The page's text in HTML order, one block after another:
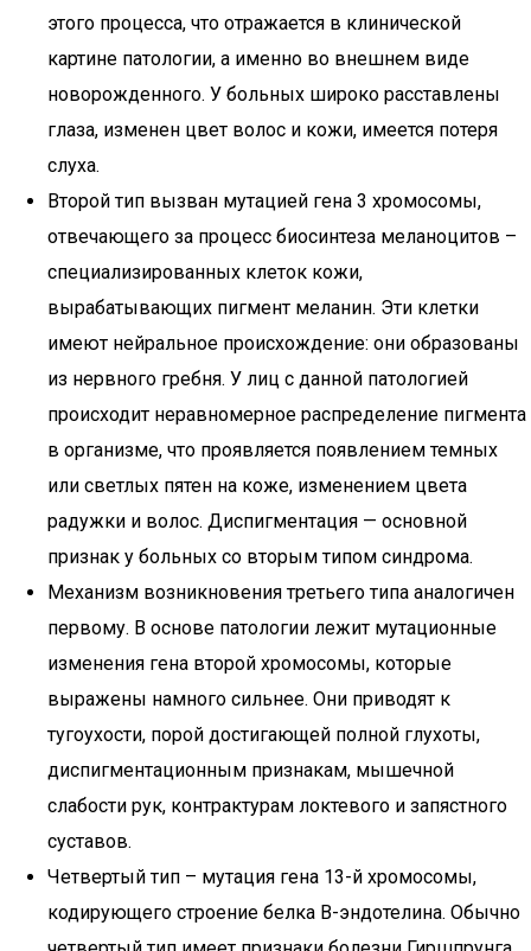
этого процесса, что отражается в клинической
картине патологии, а именно во внешнем виде
новорожденного. У больных широко расставлены
глаза, изменен цвет волос и кожи, имеется потеря
слуха.
Второй тип вызван мутацией гена 3 хромосомы,
отвечающего за процесс биосинтеза меланоцитов –
специализированных клеток кожи,
вырабатывающих пигмент меланин. Эти клетки
имеют нейральное происхождение: они образованы
из нервного гребня. У лиц с данной патологией
происходит неравномерное распределение пигмента
в организме, что проявляется появлением темных
или светлых пятен на коже, изменением цвета
радужки и волос. Диспигментация — основной
признак у больных со вторым типом синдрома.
Механизм возникновения третьего типа аналогичен
первому. В основе патологии лежит мутационные
изменения гена второй хромосомы, которые
выражены намного сильнее. Они приводят к
тугоухости, порой достигающей полной глухоты,
диспигментационным признакам, мышечной
слабости рук, контрактурам локтевого и запястного
суставов.
Четвертый тип – мутация гена 13-й хромосомы,
кодирующего строение белка В-эндотелина. Обычно